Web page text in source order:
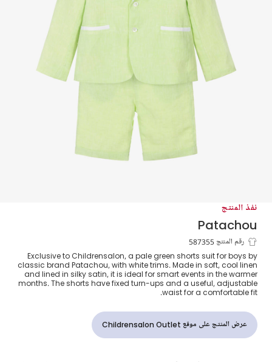
نفذ المنتج
Patachou
بدلة شورت كتان لون أخضر فاتح للأولاد
رقم المنتج 587355
Exclusive to Childrensalon, a pale green shorts suit for boys by
classic brand Patachou, with white trims. Made in soft, cool linen
and lined in silky satin, it is ideal for smart events in the warmer
months. The shorts have fixed turn-ups and a useful, adjustable
waist for a comfortable fit.
عرض المنتج على موقع Childrensalon Outlet